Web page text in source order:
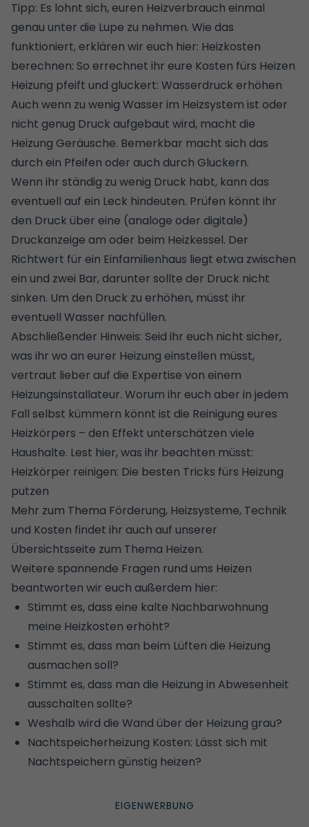
Tipp: Es lohnt sich, euren Heizverbrauch einmal
genau unter die Lupe zu nehmen. Wie das
funktioniert, erklären wir euch hier: Heizkosten
berechnen: So errechnet ihr eure Kosten fürs Heizen
Heizung pfeift und gluckert: Wasserdruck erhöhen
Auch wenn zu wenig Wasser im Heizsystem ist oder
nicht genug Druck aufgebaut wird, macht die
Heizung Geräusche. Bemerkbar macht sich das
durch ein Pfeifen oder auch durch Gluckern.
Wenn ihr ständig zu wenig Druck habt, kann das
eventuell auf ein Leck hindeuten. Prüfen könnt ihr
den Druck über eine (analoge oder digitale)
Druckanzeige am oder beim Heizkessel. Der
Richtwert für ein Einfamilienhaus liegt etwa zwischen
ein und zwei Bar, darunter sollte der Druck nicht
sinken. Um den Druck zu erhöhen, müsst ihr
eventuell Wasser nachfüllen.
Abschließender Hinweis: Seid ihr euch nicht sicher,
was ihr wo an eurer Heizung einstellen müsst,
vertraut lieber auf die Expertise von einem
Heizungsinstallateur. Worum ihr euch aber in jedem
Fall selbst kümmern könnt ist die Reinigung eures
Heizkörpers – den Effekt unterschätzen viele
Haushalte. Lest hier, was ihr beachten müsst:
Heizkörper reinigen: Die besten Tricks fürs Heizung
putzen
Mehr zum Thema Förderung, Heizsysteme, Technik
und Kosten findet ihr auch auf unserer
Übersichtsseite zum Thema Heizen.
Weitere spannende Fragen rund ums Heizen
beantworten wir euch außerdem hier:
Stimmt es, dass eine kalte Nachbarwohnung
meine Heizkosten erhöht?
Stimmt es, dass man beim Lüften die Heizung
ausmachen soll?
Stimmt es, dass man die Heizung in Abwesenheit
ausschalten sollte?
Weshalb wird die Wand über der Heizung grau?
Nachtspeicherheizung Kosten: Lässt sich mit
Nachtspeichern günstig heizen?